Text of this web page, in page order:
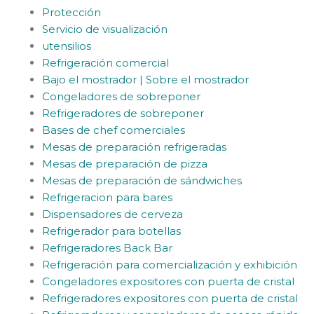
Protección
Servicio de visualización
utensilios
Refrigeración comercial
Bajo el mostrador | Sobre el mostrador
Congeladores de sobreponer
Refrigeradores de sobreponer
Bases de chef comerciales
Mesas de preparación refrigeradas
Mesas de preparación de pizza
Mesas de preparación de sándwiches
Refrigeracion para bares
Dispensadores de cerveza
Refrigerador para botellas
Refrigeradores Back Bar
Refrigeración para comercialización y exhibición
Congeladores expositores con puerta de cristal
Refrigeradores expositores con puerta de cristal